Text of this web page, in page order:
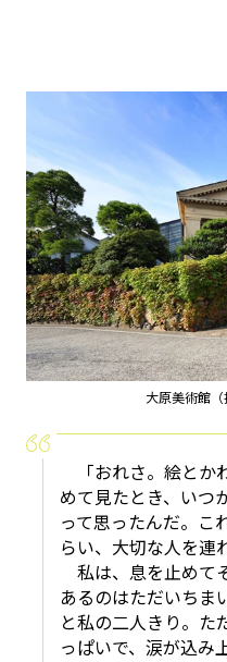
大原美術館（
「おれさ。絵とか
めて見たとき、いつ
って思ったんだ。こ
らい、大切な人を連
私は、息を止めて
あるのはただいちま
と私の二人きり。た
っぱいで、涙が込み